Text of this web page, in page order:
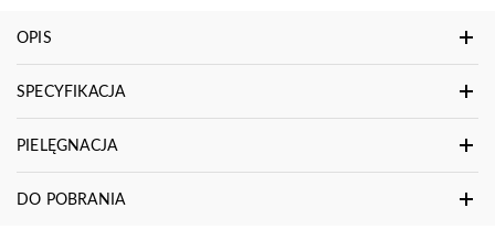
OPIS
SPECYFIKACJA
PIELĘGNACJA
DO POBRANIA